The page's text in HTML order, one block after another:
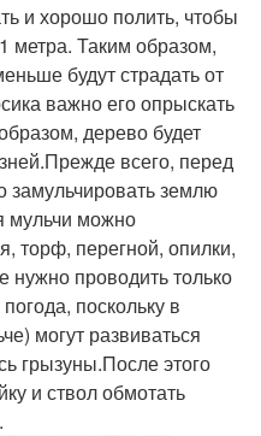
и хорошо полить, чтобы
метра. Таким образом,
будут страдать от
важно его опрыскать
дерево будет
всего, перед
землю
мульчи можно
торф, перегной, опилки,
нужно проводить только
поскольку в
могут развиваться
грызуны.После этого
и ствол обмотать